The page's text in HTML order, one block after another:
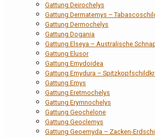
Gattung Deirochelys
Gattung Dermatemys –
Gattung Dermochelys
Gattung Dogania
Gattung Elseya – Australische
Gattung Elusor
Gattung Emydoidea
Gattung Emydura –
Gattung Emys
Gattung Eretmochelys
Gattung Erymnochelys
Gattung Geochelone
Gattung Geoclemys
Gattung Geoemyda – Zacken-